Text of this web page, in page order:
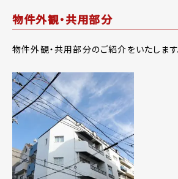
物件外観・共用部分
物件外観・共用部分のご紹介をいたします